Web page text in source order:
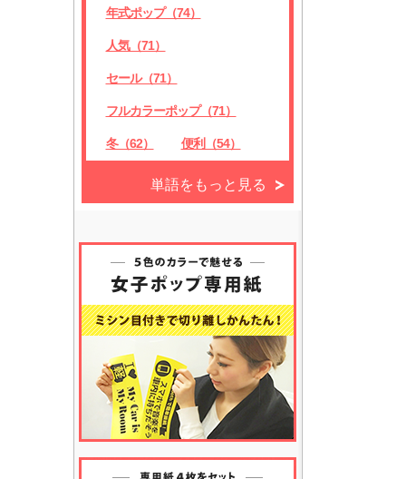
年式ポップ（74）
人気（71）
セール（71）
フルカラーポップ（71）
冬（62） 便利（54）
単語をもっと見る